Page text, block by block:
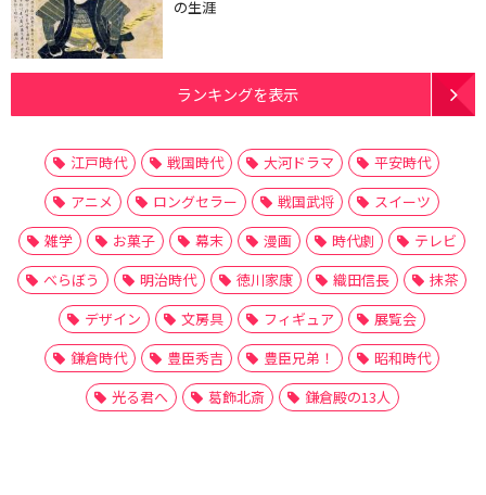
の生涯
ランキングを表示
江戸時代 戦国時代 大河ドラマ
平安時代
アニメ
ロングセラー 戦国武将
スイーツ
雑学
お菓子 幕末 漫画 時代劇
テレビ
べらぼう
明治時代 徳川家康 織田信長
抹茶
デザイン
文房具 フィギュア
展覧会
鎌倉時代
豊臣秀吉 豊臣兄弟！
昭和時代
光る君へ
葛飾北斎 鎌倉殿の13人